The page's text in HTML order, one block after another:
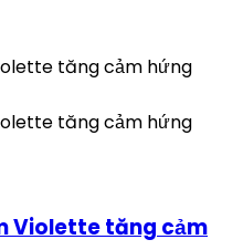
Violette tăng cảm